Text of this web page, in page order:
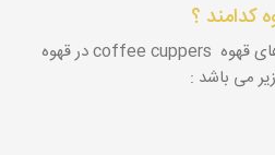
؟
خصیصه های طعمی که کاپرهای قهوه coffee cuppers در قهوه
می باشد :